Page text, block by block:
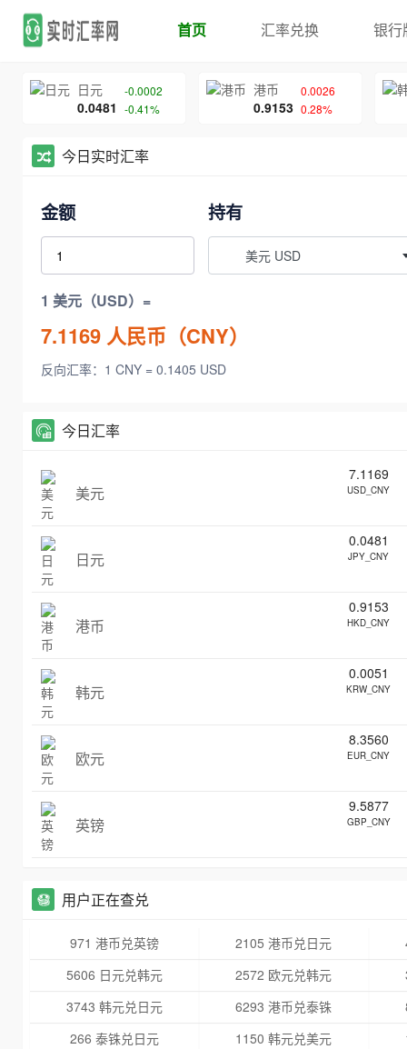
首页 汇率兑换 银行
日元
0.0481
-0.0002
-0.41%
港币
0.9153
0.0026
0.28%
今日实时汇率
金额 持有
美元 USD
1 美元（USD）=
7.1169 人民币（CNY）
反向汇率：1 CNY = 0.1405 USD
今日汇率
美元
7.1169
USD_CNY
日元
0.0481
JPY_CNY
港币
0.9153
HKD_CNY
韩元
0.0051
KRW_CNY
欧元
8.3560
EUR_CNY
英镑
9.5877
GBP_CNY
用户正在查兑
971 港币兑英镑 2105 港币兑日元
5606 日元兑韩元
2572 欧元兑韩元
3743 韩元兑日元
6293 港币兑泰铢
266 泰铢兑日元
1150 韩元兑美元